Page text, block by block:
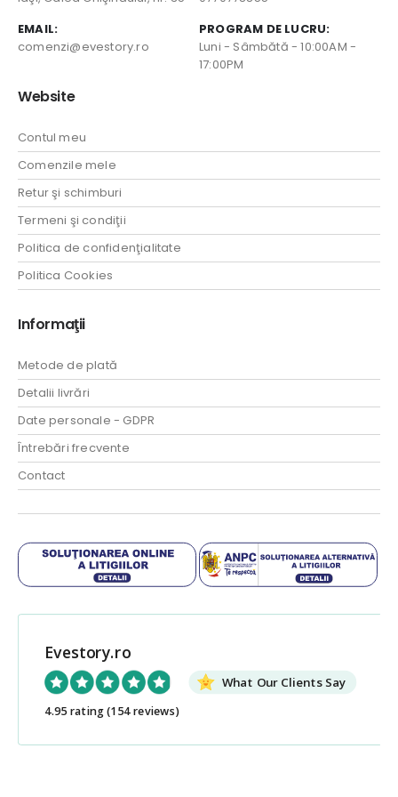
EMAIL:
comenzi@evestory.ro
PROGRAM DE LUCRU:
Luni - Sâmbătă - 10:00AM -
17:00PM
Website
Contul meu
Comenzile mele
Retur şi schimburi
Termeni şi condiţii
Politica de confidenţialitate
Politica Cookies
Informaţii
Metode de plată
Detalii livrări
Date personale - GDPR
Întrebări frecvente
Contact
Evestory.ro
What Our Clients Say
4.95 rating(154 reviews)